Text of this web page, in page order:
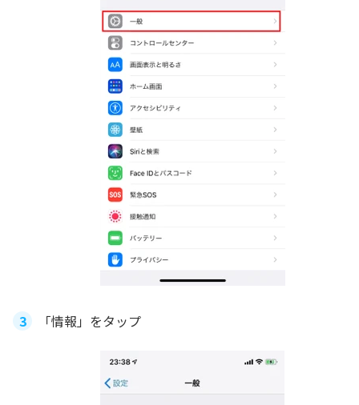
「情報」をタップ